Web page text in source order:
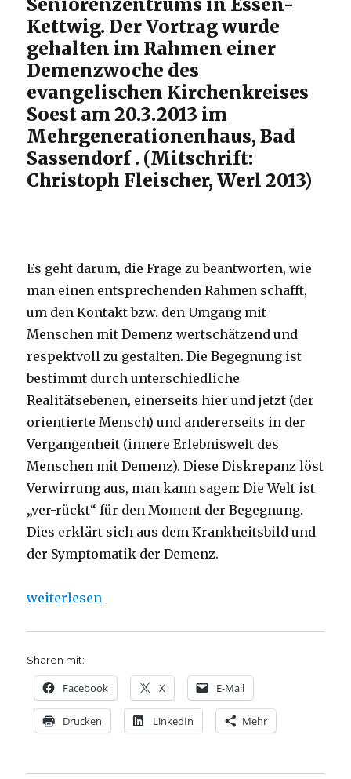
Kettwig. Der Vortrag wurde
gehalten im Rahmen einer
Demenzwoche des
evangelischen Kirchenkreises
Soest am 20.3.2013 im
Mehrgenerationenhaus, Bad
Sassendorf . (Mitschrift:
Christoph Fleischer, Werl 2013)
Es geht darum, die Frage zu beantworten, wie
man einen entsprechenden Rahmen schafft,
um den Kontakt bzw. den Umgang mit
Menschen mit Demenz wertschätzend und
respektvoll zu gestalten. Die Begegnung ist
bestimmt durch unterschiedliche
Realitätsebenen, einerseits hier und jetzt (der
orientierte Mensch) und andererseits in der
Vergangenheit (innere Erlebniswelt des
Menschen mit Demenz). Diese Diskrepanz löst
Verwirrung aus, man kann sagen: Die Welt ist
„ver-rückt“ für den Moment der Begegnung.
Dies erklärt sich aus dem Krankheitsbild und
der Symptomatik der Demenz.
„Demenz und Validation, Stichworte aus einem
weiterlesen
Sharen mit:
Facebook X E-Mail
Drucken LinkedIn Mehr